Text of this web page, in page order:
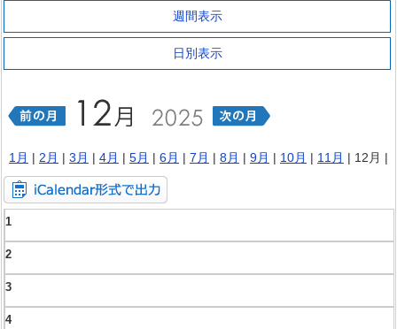
週間表示
日別表示
1月 | 2月 | 3月 | 4月 | 5月 | 6月 | 7月 | 8月 | 9月 | 10月 | 11月 | 12月 |
1
2
3
4